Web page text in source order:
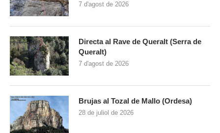
7 d'agost de 2026
Directa al Rave de Queralt (Serra de
Queralt)
7 d'agost de 2026
Brujas al Tozal de Mallo (Ordesa)
28 de juliol de 2026